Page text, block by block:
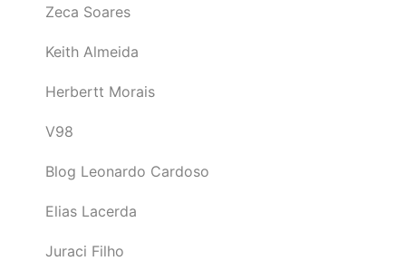
Zeca Soares
Keith Almeida
Herbertt Morais
V98
Blog Leonardo Cardoso
Elias Lacerda
Juraci Filho